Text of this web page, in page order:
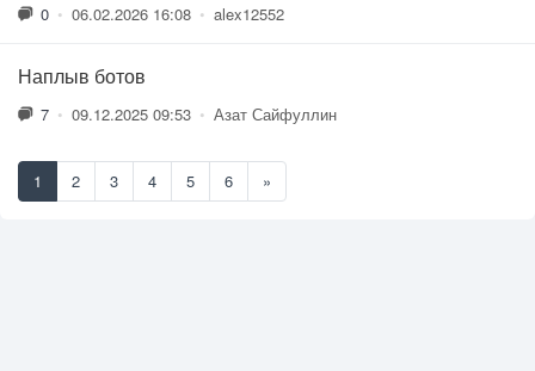
0 • 06.02.2026 16:08 • alex12552
Наплыв ботов
7 • 09.12.2025 09:53 • Азат Сайфуллин
1 2 3 4 5 6 »